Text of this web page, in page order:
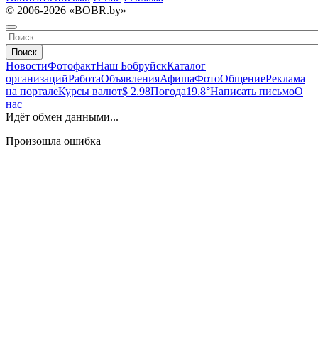
© 2006-2026 «BOBR.by»
Поиск
НовостиФотофактНаш БобруйскКаталог
организацийРаботаОбъявленияАфишаФотоОбщениеРеклама
на порталеКурсы валют$ 2.98Погода19.8°Написать письмоО
нас
Идёт обмен данными...
Произошла ошибка